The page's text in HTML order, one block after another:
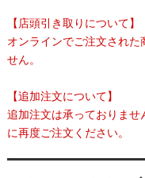
【店頭引き取りについて】
オンラインでご注文された
せん。
【追加注文について】
追加注文は承っておりませ
に再度ご注文ください。